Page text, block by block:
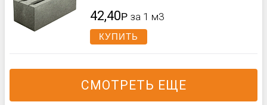
42,40Р за 1 м3
КУПИТЬ
СМОТРЕТЬ ЕЩЕ